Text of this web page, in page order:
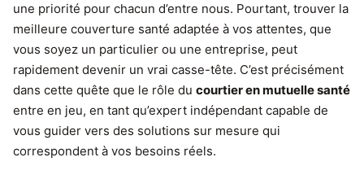
une priorité pour chacun d’entre nous. Pourtant, trouver la
meilleure couverture santé adaptée à vos attentes, que
vous soyez un particulier ou une entreprise, peut
rapidement devenir un vrai casse-tête. C’est précisément
dans cette quête que le rôle du courtier en mutuelle santé
entre en jeu, en tant qu’expert indépendant capable de
vous guider vers des solutions sur mesure qui
correspondent à vos besoins réels.